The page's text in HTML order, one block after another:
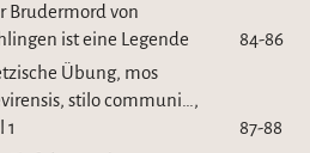
Brudermord von
ist eine Legende
84-86
Übung, mos
stilo communi…,
1
87-88